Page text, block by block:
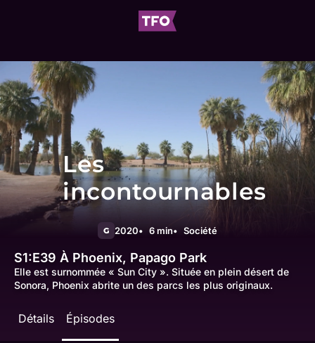
Les
incontournables
G 2020 6 min Société
S1:E39 À Phoenix, Papago Park
Elle est surnommée « Sun City ». Située en plein désert de
Sonora, Phoenix abrite un des parcs les plus originaux.
Détails Épisodes